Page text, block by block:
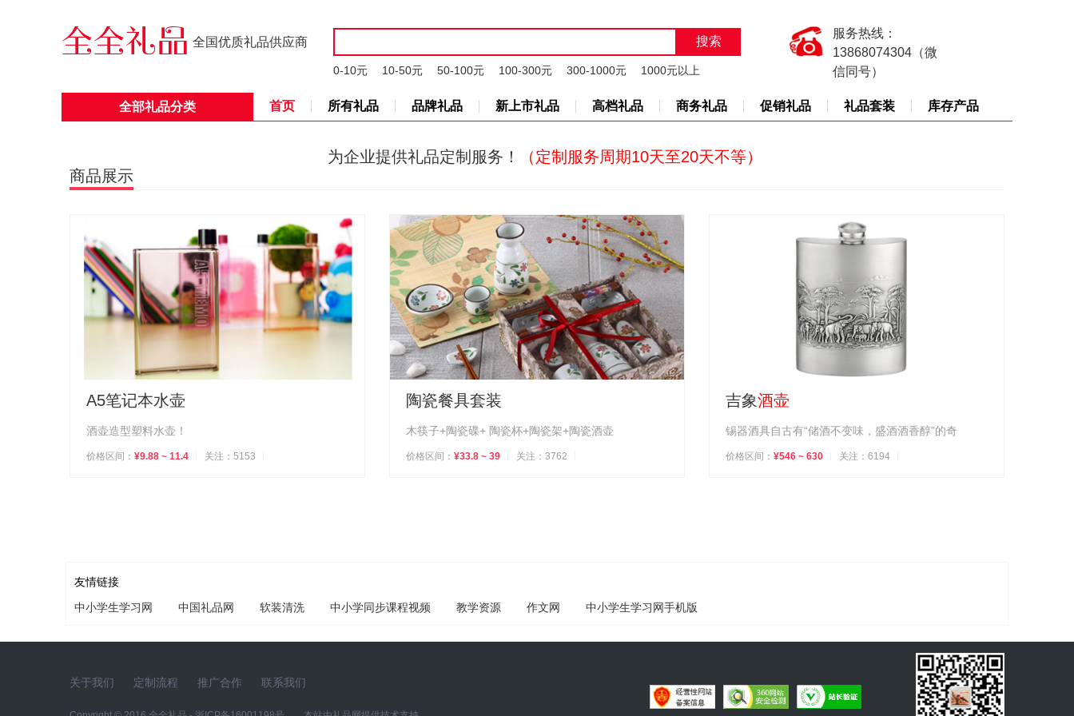
全国优质礼品供应商
0-10元 10-50元 50-100元 100-300元 300-1000元 1000元以上
服务热线：
13868074304（微
信同号）
首页 所有礼品 品牌礼品 新上市礼品 高档礼品 商务礼品 促销礼品 礼品套装 库存产品
全部礼品分类
为企业提供礼品定制服务！
（定制服务周期10天至20天不等）
商品展示
A5笔记本水壶
酒壶造型塑料水壶！
价格区间： ¥9.88 ~ 11.4 关注：5153
陶瓷餐具套装
木筷子+陶瓷碟+ 陶瓷杯+陶瓷架+陶瓷酒壶
价格区间： ¥33.8 ~ 39 关注：3762
吉象酒壶
锡器酒具自古有“储酒不变味，盛酒酒香醇”的奇
价格区间： ¥546 ~ 630 关注：6194
友情链接
中小学生学习网
中国礼品网 软装清洗 中小学同步课程视频 教学资源 作文网 中小学生学习网手机版
关于我们 定制流程 推广合作 联系我们